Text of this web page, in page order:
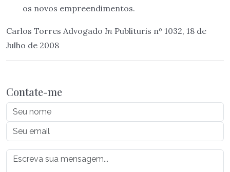
os novos empreendimentos.
Carlos Torres Advogado In Publituris nº 1032, 18 de
Julho de 2008
Contate-me